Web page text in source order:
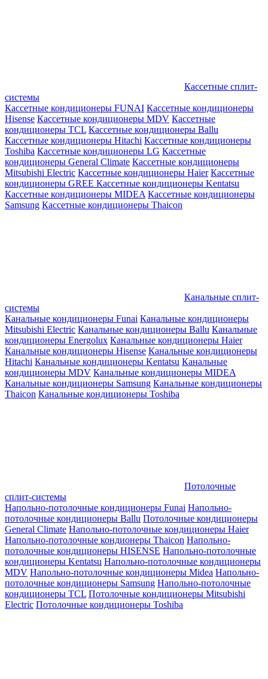
Кассетные сплит-
системы
Кассетные кондиционеры FUNAI Кассетные кондиционеры
Hisense Кассетные кондиционеры MDV Кассетные
кондиционеры TCL Кассетные кондиционеры Ballu
Кассетные кондиционеры Hitachi Кассетные кондиционеры
Toshiba Кассетные кондиционеры LG Кассетные
кондиционеры General Climate Кассетные кондиционеры
Mitsubishi Electric Кассетные кондиционеры Haier Кассетные
кондиционеры GREE Кассетные кондиционеры Kentatsu
Кассетные кондиционеры MIDEA Кассетные кондиционеры
Samsung Кассетные кондиционеры Thaicon
Канальные сплит-
системы
Канальные кондиционеры Funai Канальные кондиционеры
Mitsubishi Electric Канальные кондиционеры Ballu Канальные
кондиционеры Energolux Канальные кондиционеры Haier
Канальные кондиционеры Hisense Канальные кондиционеры
Hitachi Канальные кондиционеры Kentatsu Канальные
кондиционеры MDV Канальные кондиционеры MIDEA
Канальные кондиционеры Samsung Канальные кондиционеры
Thaicon Канальные кондиционеры Toshiba
Потолочные
сплит-системы
Напольно-потолочные кондиционеры Funai Напольно-
потолочные кондиционеры Ballu Потолочные кондиционеры
General Climate Напольно-потолочные кондиционеры Haier
Напольно-потолочные кондионеры Thaicon Напольно-
потолочные кондиционеры HISENSE Напольно-потолочные
кондиционеры Kentatsu Напольно-потолочные кондиционеры
MDV Напольно-потолочные кондиционеры Midea Напольно-
потолочные кондиционеры Samsung Напольно-потолочные
кондиционеры TCL Потолочные кондиционеры Mitsubishi
Electric Потолочные кондиционеры Toshiba